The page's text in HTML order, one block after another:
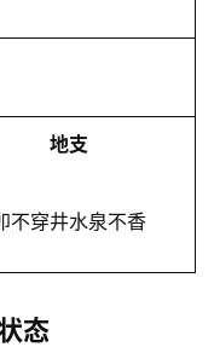
地支
不穿井水泉不香
态